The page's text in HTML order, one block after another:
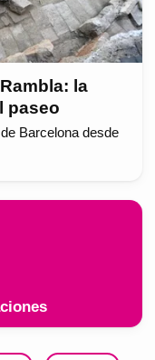
la
paseo
Barcelona desde